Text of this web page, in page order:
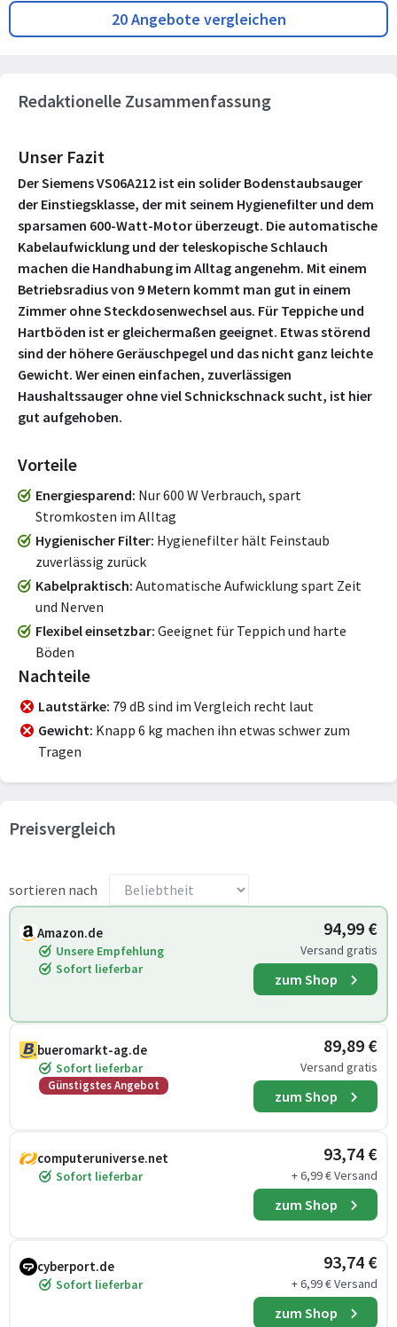
20 Angebote vergleichen
Redaktionelle Zusammenfassung
Unser Fazit
Der Siemens VS06A212 ist ein solider Bodenstaubsauger
der Einstiegsklasse, der mit seinem Hygienefilter und dem
sparsamen 600-Watt-Motor überzeugt. Die automatische
Kabelaufwicklung und der teleskopische Schlauch
machen die Handhabung im Alltag angenehm. Mit einem
Betriebsradius von 9 Metern kommt man gut in einem
Zimmer ohne Steckdosenwechsel aus. Für Teppiche und
Hartböden ist er gleichermaßen geeignet. Etwas störend
sind der höhere Geräuschpegel und das nicht ganz leichte
Gewicht. Wer einen einfachen, zuverlässigen
Haushaltssauger ohne viel Schnickschnack sucht, ist hier
gut aufgehoben.
Vorteile
Energiesparend Nur 600 W Verbrauch, spart
Stromkosten im Alltag
Hygienischer Filter Hygienefilter hält Feinstaub
zuverlässig zurück
Kabelpraktisch Automatische Aufwicklung spart Zeit
und Nerven
Flexibel einsetzbar Geeignet für Teppich und harte
Böden
Nachteile
Lautstärke 79 dB sind im Vergleich recht laut
Gewicht Knapp 6 kg machen ihn etwas schwer zum
Tragen
Preisvergleich
sortieren nach
Amazon.de
Unsere Empfehlung
Sofort lieferbar
94,99 €
Versand gratis
zum Shop
bueromarkt-ag.de
Sofort lieferbar
Günstigstes Angebot
89,89 €
Versand gratis
zum Shop
computeruniverse.net
Sofort lieferbar
93,74 €
+ 6,99 € Versand
zum Shop
cyberport.de
Sofort lieferbar
93,74 €
+ 6,99 € Versand
zum Shop